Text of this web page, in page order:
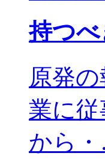
持つべ
原発
業に
から